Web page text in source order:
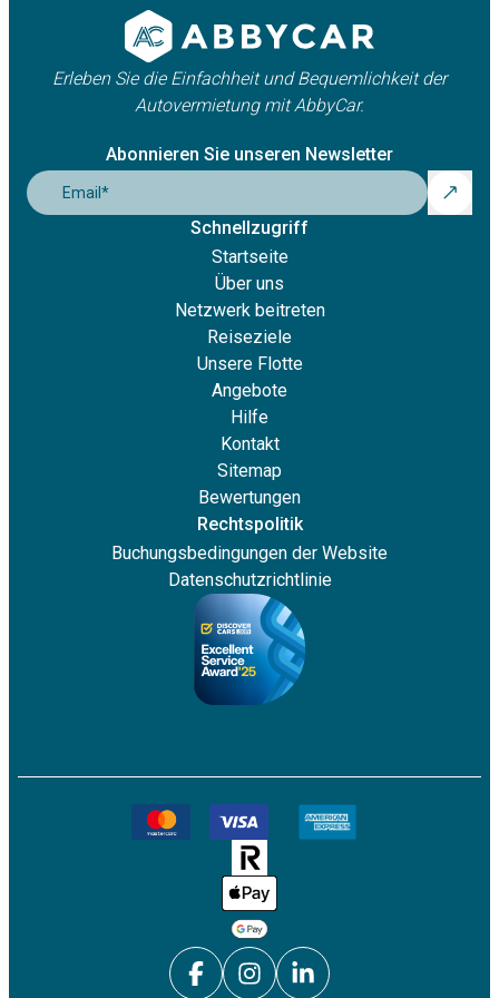
Erleben Sie die Einfachheit und Bequemlichkeit der
Autovermietung mit AbbyCar.
Abonnieren Sie unseren Newsletter
Email *
Schnellzugriff
Startseite
Über uns
Netzwerk beitreten
Reiseziele
Unsere Flotte
Angebote
Hilfe
Kontakt
Sitemap
Bewertungen
Rechtspolitik
Buchungsbedingungen der Website
Datenschutzrichtlinie